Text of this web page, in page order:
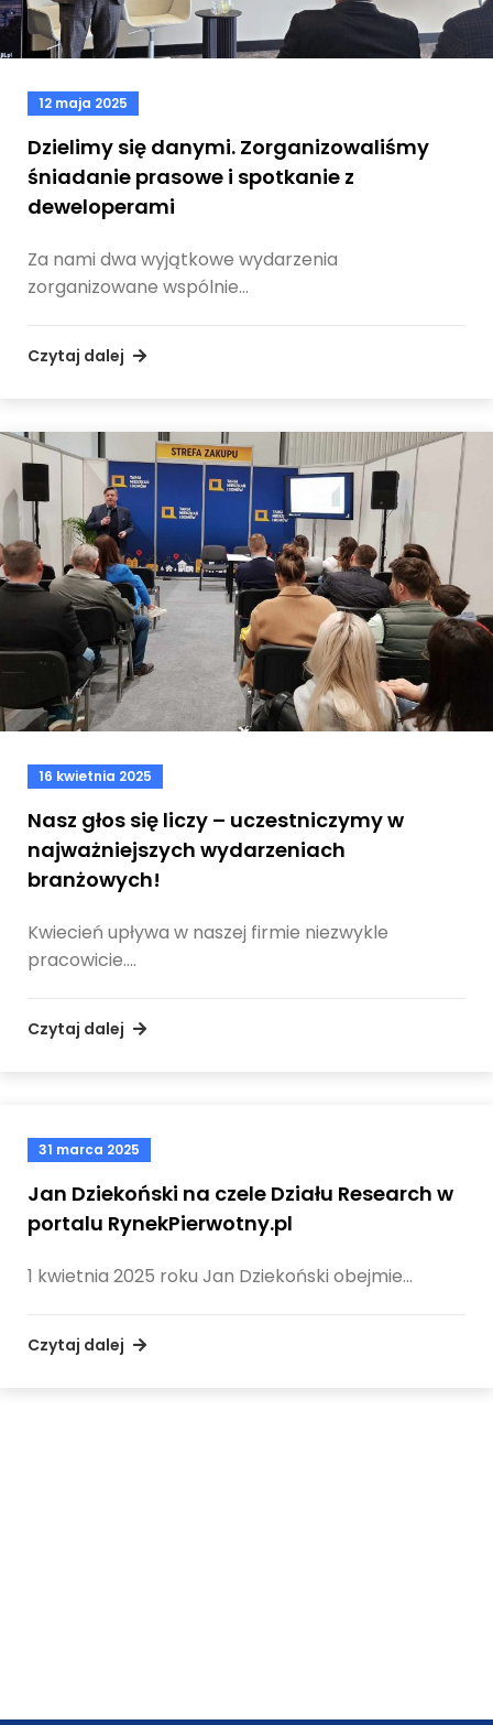
12 maja 2025
Dzielimy się danymi. Zorganizowaliśmy
śniadanie prasowe i spotkanie z
deweloperami
Za nami dwa wyjątkowe wydarzenia
zorganizowane wspólnie…
Czytaj dalej
16 kwietnia 2025
Nasz głos się liczy – uczestniczymy w
najważniejszych wydarzeniach
branżowych!
Kwiecień upływa w naszej firmie niezwykle
pracowicie.…
Czytaj dalej
31 marca 2025
Jan Dziekoński na czele Działu Research w
portalu RynekPierwotny.pl
1 kwietnia 2025 roku Jan Dziekoński obejmie…
Czytaj dalej